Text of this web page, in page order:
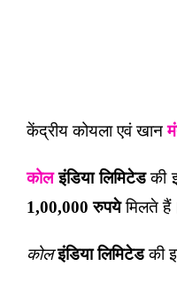
केंद्रीय कोयला एवं खान
कोलइंडिया लिमिटेडकी
1,00,000 रुपयेमिलते
कोलइंडिया लिमिटेडकी